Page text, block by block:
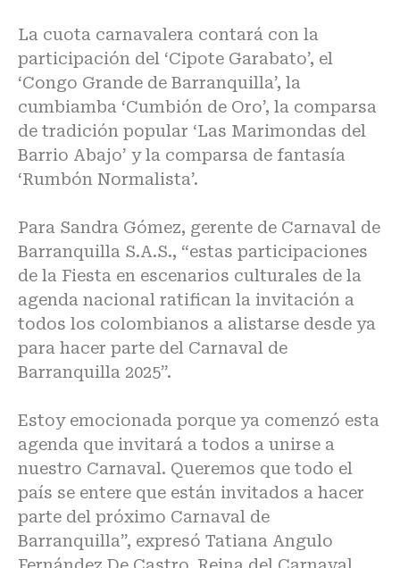
La cuota carnavalera contará con la
participación del ‘Cipote Garabato’, el
‘Congo Grande de Barranquilla’, la
cumbiamba ‘Cumbión de Oro’, la comparsa
de tradición popular ‘Las Marimondas del
Barrio Abajo’ y la comparsa de fantasía
‘Rumbón Normalista’.
Para Sandra Gómez, gerente de Carnaval de
Barranquilla S.A.S., “estas participaciones
de la Fiesta en escenarios culturales de la
agenda nacional ratifican la invitación a
todos los colombianos a alistarse desde ya
para hacer parte del Carnaval de
Barranquilla 2025”.
Estoy emocionada porque ya comenzó esta
agenda que invitará a todos a unirse a
nuestro Carnaval. Queremos que todo el
país se entere que están invitados a hacer
parte del próximo Carnaval de
Barranquilla”, expresó Tatiana Angulo